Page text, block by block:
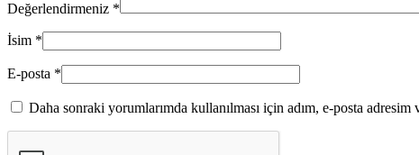
Değerlendirmeniz *
İsim *
E-posta *
Daha sonraki yorumlarımda kullanılması için adım, e-posta adresim